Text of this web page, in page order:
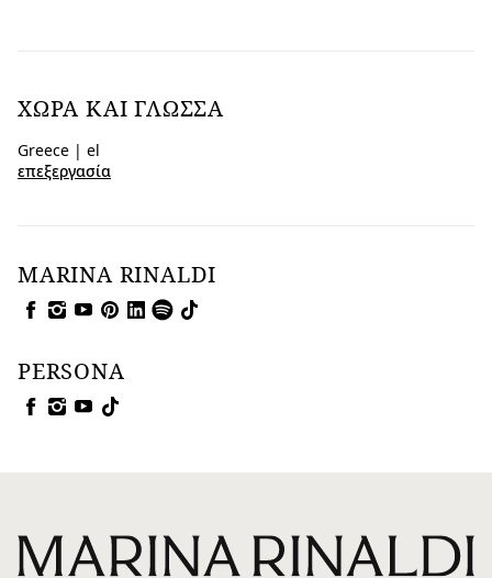
ΧΏΡΑ ΚΑΙ ΓΛΏΣΣΑ
Greece | el
επεξεργασία
MARINA RINALDI
PERSONA